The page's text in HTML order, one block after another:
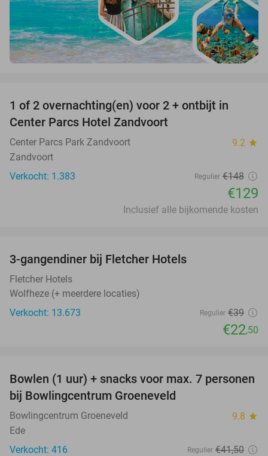
1 of 2 overnachting(en) voor 2 + ontbijt in
Center Parcs Hotel Zandvoort
Center Parcs Park Zandvoort 9.2 star
Zandvoort
Verkocht: 1.383
Regulier €148
€129
Inclusief alle bijkomende kosten
3-gangendiner bij Fletcher Hotels
Fletcher Hotels
Wolfheze (+ meerdere locaties)
Verkocht: 13.673
Regulier €39
€22,50
40%
Bowlen (1 uur) + snacks voor max. 7 personen
bij Bowlingcentrum Groeneveld
Bowlingcentrum Groeneveld 9.8 star
Ede
Verkocht: 416
Regulier €41,50